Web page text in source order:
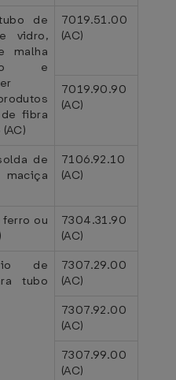
de
vidro,
malha
e
fibra
7019.51.00
(AC)
7019.90.90
(AC)
de
7106.92.10
(AC)
ou
7304.31.90
(AC)
de
tubo
7307.29.00
(AC)
7307.92.00
(AC)
7307.99.00
(AC)